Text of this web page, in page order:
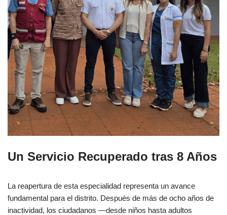
Un Servicio Recuperado tras 8 Años
La reapertura de esta especialidad representa un avance
fundamental para el distrito. Después de más de ocho años de
inactividad, los ciudadanos —desde niños hasta adultos